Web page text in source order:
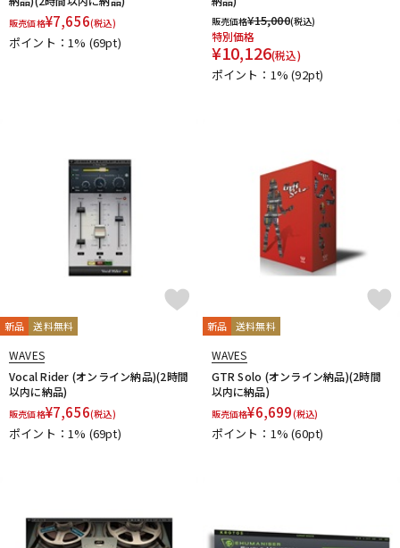
販売価格¥7,656(税込)
ポイント：1% (69pt)
販売価格¥15,000(税込)
特別価格
¥10,126(税込)
ポイント：1%(92pt)
新品 送料無料
WAVES
Vocal Rider (オンライン納品)(2時間
以内に納品)
販売価格¥7,656(税込)
ポイント：1% (69pt)
新品 送料無料
WAVES
GTR Solo (オンライン納品)(2時間
以内に納品)
販売価格¥6,699(税込)
ポイント：1%(60pt)